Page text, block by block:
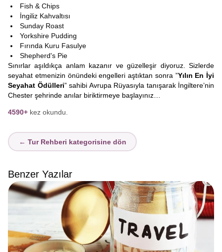
Fish & Chips
İngiliz Kahvaltısı
Sunday Roast
Yorkshire Pudding
Fırında Kuru Fasulye
Shepherd's Pie
Sınırlar aşıldıkça anlam kazanır ve güzelleşir diyoruz. Sizlerde
seyahat etmenizin önündeki engelleri aştıktan sonra ”Yılın En İyi
Seyahat Ödülleri” sahibi Avrupa Rüyasıyla tanışarak İngiltere’nin
Chester şehrinde anılar biriktirmeye başlayınız…
4590+ kez okundu.
← Tur Rehberi kategorisine dön
Benzer Yazılar